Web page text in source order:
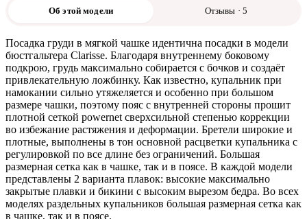
Об этой модели Отзывы · 5
Посадка груди в мягкой чашке идентична посадки в модели
бюстгальтера Clarisse. Благодаря внутреннему боковому
подкрою, грудь максимально собирается с бочков и создаёт
привлекательную ложбинку. Как известно, купальник при
намокании сильно утяжеляется и особенно при большом
размере чашки, поэтому пояс с внутренней стороны прошит
плотной сеткой powernet сверхсильной степенью коррекции
во избежание растяжения и деформации. Бретели широкие и
плотные, выполнены в тон основной расцветки купальника с
регулировкой по все длине без ограничений. Большая
размерная сетка как в чашке, так и в поясе. В каждой модели
представлены 2 варианта плавок: высокие максимально
закрытые плавки и бикини с высоким вырезом бедра. Во всех
моделях раздельных купальников большая размерная сетка как
в чашке, так и в поясе.